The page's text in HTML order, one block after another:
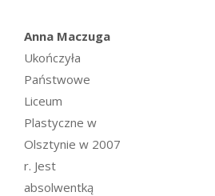
Anna Maczuga
Ukończyła
Państwowe
Liceum
Plastyczne w
Olsztynie w 2007
r. Jest
absolwentką